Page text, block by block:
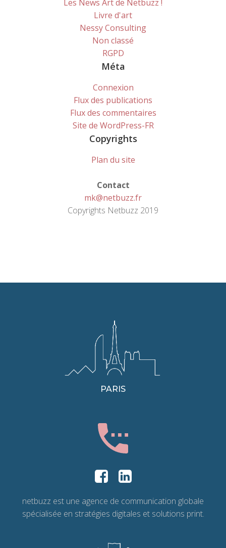
Les News Art de Netbuzz !
Livre d'art
Nessy Consulting
Non classé
RGPD
Méta
Connexion
Flux des publications
Flux des commentaires
Site de WordPress-FR
Copyrights
Plan du site
Contact
mk@netbuzz.fr
Copyrights Netbuzz 2019
PARIS
netbuzz est une agence de communication globale
spécialisée en stratégies digitales et solutions print.